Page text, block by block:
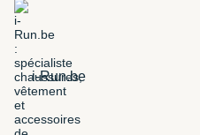
i-Run.be